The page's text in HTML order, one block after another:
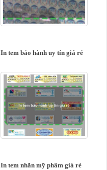
In tem bảo hành uy tín giá rẻ
In tem nhãn mỹ phẩm giá rẻ